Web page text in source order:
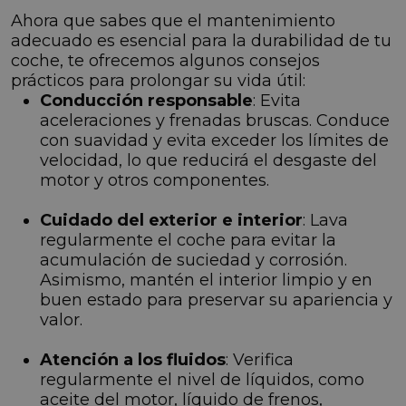
Ahora que sabes que el mantenimiento
adecuado es esencial para la durabilidad de tu
coche, te ofrecemos algunos consejos
prácticos para prolongar su vida útil:
Conducción responsable: Evita
aceleraciones y frenadas bruscas. Conduce
con suavidad y evita exceder los límites de
velocidad, lo que reducirá el desgaste del
motor y otros componentes.
Cuidado del exterior e interior: Lava
regularmente el coche para evitar la
acumulación de suciedad y corrosión.
Asimismo, mantén el interior limpio y en
buen estado para preservar su apariencia y
valor.
Atención a los fluidos: Verifica
regularmente el nivel de líquidos, como
aceite del motor, líquido de frenos,